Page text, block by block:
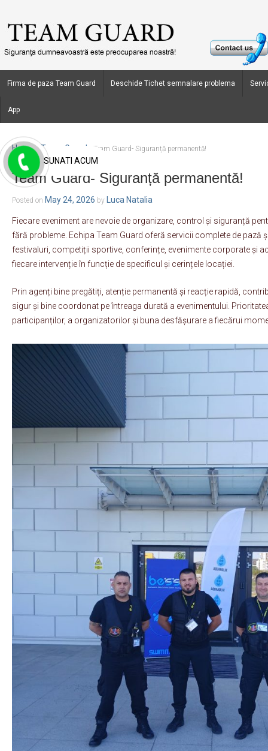
Firma de paza Team Guard Deschide Tichet semnalare problema
App
Home › Team Guard Team Guard- Siguranță permanentă!
Team Guard- Siguranță permanentă!
Posted on May 24, 2026 by Luca Natalia
Fiecare eveniment are nevoie de organizare, control și siguranță
fără probleme. Echipa Team Guard oferă servicii complete de pază
festivaluri, competiții sportive, conferințe, evenimente corporate și
fiecare intervenție în funcție de specificul și cerințele locației.
Prin agenți bine pregătiți, atenție permanentă și reacție rapidă,
sigur și bine coordonat pe întreaga durată a evenimentului.
participanților, a organizatorilor și buna desfășurare a fiecărui
SUNATI ACUM